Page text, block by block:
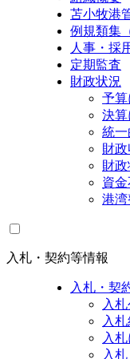
苫小牧港
例規類集
人事・採
定期監査
財政状況
予
決
統
財
財
資
港湾
入札・契約等情報
入札・契
入
入
入
入